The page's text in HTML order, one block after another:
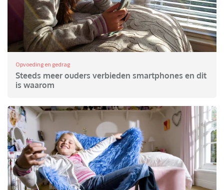
Opvoeding en gedrag
Steeds meer ouders verbieden smartphones en dit
is waarom